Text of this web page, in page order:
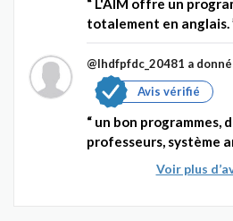
L'AIM offre un
totalement en anglais.
@Ihdfpfdc_20481 a
Avis vérifié
un bon programmes,
professeurs, système
Voir plus